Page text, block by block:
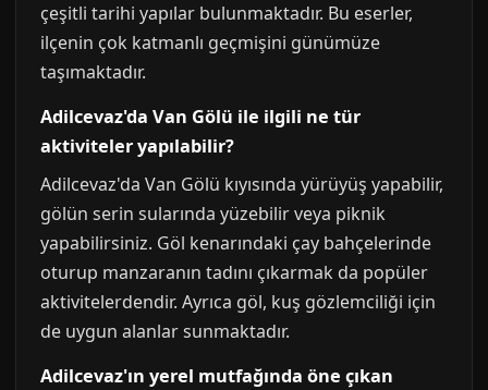
çeşitli tarihi yapılar bulunmaktadır. Bu eserler,
ilçenin çok katmanlı geçmişini günümüze
taşımaktadır.
Adilcevaz'da Van Gölü ile ilgili ne tür
aktiviteler yapılabilir?
Adilcevaz'da Van Gölü kıyısında yürüyüş yapabilir,
gölün serin sularında yüzebilir veya piknik
yapabilirsiniz. Göl kenarındaki çay bahçelerinde
oturup manzaranın tadını çıkarmak da popüler
aktivitelerdendir. Ayrıca göl, kuş gözlemciliği için
de uygun alanlar sunmaktadır.
Adilcevaz'ın yerel mutfağında öne çıkan